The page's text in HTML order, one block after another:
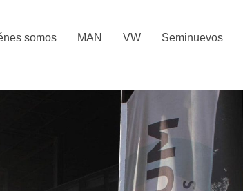
somos MAN VW Seminuevos